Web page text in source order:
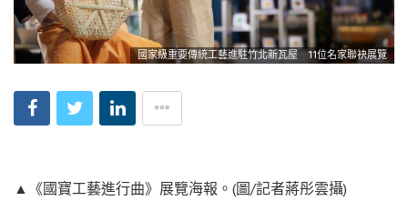
國家級重要傳統工藝進駐竹北新瓦屋 11位名家聯袂展覽
▲《國寶工藝進行曲》展覽海報。(圖/記者蔣彤雲攝)